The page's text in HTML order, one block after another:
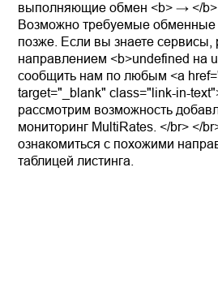
выполняющие обмен <b> → </b>
Возможно требуемые обменные
позже. Если вы знаете
направлением <b>undefined на
сообщить нам по любым <a
target="_blank" class="link-in-
рассмотрим возможность
мониторинг MultiRates. </br> </
ознакомиться с похожими
таблицей листинга.